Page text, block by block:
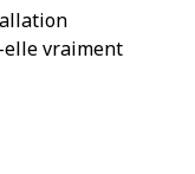
vraiment